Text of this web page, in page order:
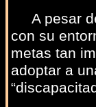
A pesar
con su
metas tan
adoptar a